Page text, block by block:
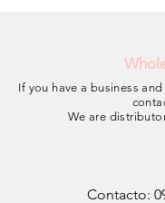
If you have a business
We are
Contacto: